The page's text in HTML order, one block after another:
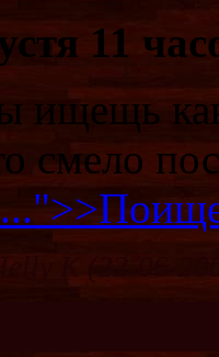
11
ищещь
смело